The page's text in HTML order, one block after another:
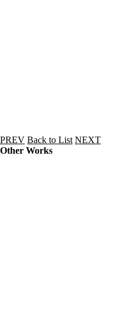
PREV Back to List NEXT
Other Works